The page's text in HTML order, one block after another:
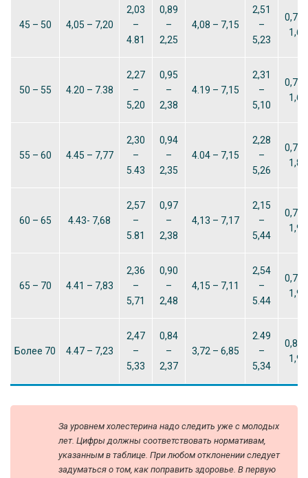
45 – 50 4,05 – 7,20
2,03
–
4.81
0,89
–
2,25
4,08 – 7,15
2,51
–
5,23
0,78
1,66
50 – 55 4.20 – 7.38
2,27
–
5,20
0,95
–
2,38
4.19 – 7,15
2,31
–
5,10
0,72
1,63
55 – 60 4.45 – 7,77
2,30
–
5.43
0,94
–
2,35
4.04 – 7,15
2,28
–
5,26
0,72
1,84
60 – 65 4.43- 7,68
2,57
–
5.81
0,97
–
2,38
4,13 – 7,17
2,15
–
5,44
0,78
1,91
65 – 70 4.41 – 7,83
2,36
–
5,71
0,90
–
2,48
4,15 – 7,11
2,54
–
5.44
0,78
1,94
Более 70 4.47 – 7,23
2,47
–
5,33
0,84
–
2,37
3,72 – 6,85
2.49
–
5,34
0,80
1,94
За уровнем холестерина надо следить уже с молодых
лет. Цифры должны соответствовать нормативам,
указанным в таблице. При любом отклонении следует
задуматься о том, как поправить здоровье. В первую